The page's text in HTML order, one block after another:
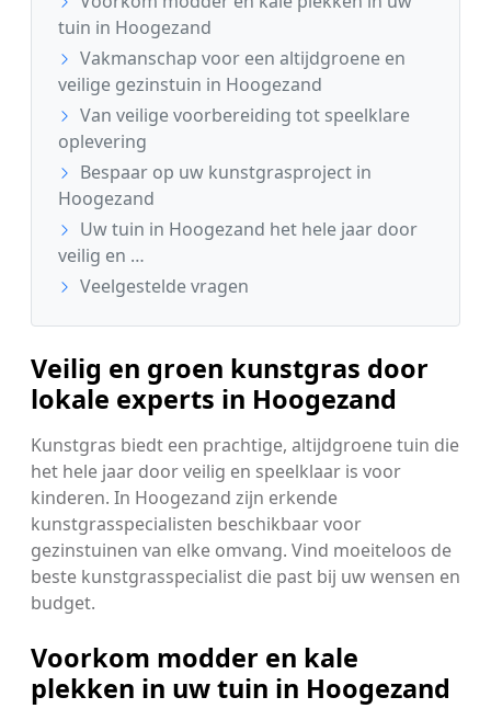
tuin in Hoogezand
Vakmanschap voor een altijdgroene en
veilige gezinstuin in Hoogezand
Van veilige voorbereiding tot speelklare
oplevering
Bespaar op uw kunstgrasproject in
Hoogezand
Uw tuin in Hoogezand het hele jaar door
veilig en …
Veelgestelde vragen
Veilig en groen kunstgras door
lokale experts in Hoogezand
Kunstgras biedt een prachtige, altijdgroene tuin die
het hele jaar door veilig en speelklaar is voor
kinderen. In Hoogezand zijn erkende
kunstgrasspecialisten beschikbaar voor
gezinstuinen van elke omvang. Vind moeiteloos de
beste kunstgrasspecialist die past bij uw wensen en
budget.
Voorkom modder en kale
plekken in uw tuin in Hoogezand